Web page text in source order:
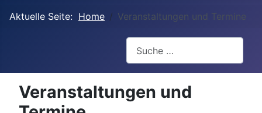
Aktuelle Seite: Home Veranstaltungen und Termine
Veranstaltungen und